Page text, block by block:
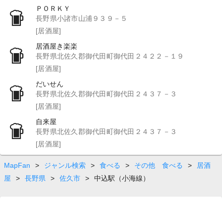
ＰＯＲＫＹ
長野県小諸市山浦９３９－５
[居酒屋]
居酒屋き楽楽
長野県北佐久郡御代田町御代田２４２２－１９
[居酒屋]
だいせん
長野県北佐久郡御代田町御代田２４３７－３
[居酒屋]
自来屋
長野県北佐久郡御代田町御代田２４３７－３
[居酒屋]
MapFan > ジャンル検索 > 食べる > その他 食べる >
居酒
屋
> 長野県 > 佐久市 > 中込駅（小海線）